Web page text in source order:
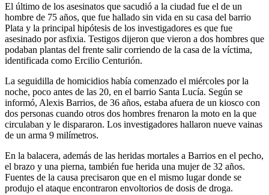
El último de los asesinatos que sacudió a la ciudad fue el de un
hombre de 75 años, que fue hallado sin vida en su casa del barrio
Plata y la principal hipótesis de los investigadores es que fue
asesinado por asfixia. Testigos dijeron que vieron a dos hombres que
podaban plantas del frente salir corriendo de la casa de la víctima,
identificada como Ercilio Centurión.
La seguidilla de homicidios había comenzado el miércoles por la
noche, poco antes de las 20, en el barrio Santa Lucía. Según se
informó, Alexis Barrios, de 36 años, estaba afuera de un kiosco con
dos personas cuando otros dos hombres frenaron la moto en la que
circulaban y le dispararon. Los investigadores hallaron nueve vainas
de un arma 9 milímetros.
En la balacera, además de las heridas mortales a Barrios en el pecho,
el brazo y una pierna, también fue herida una mujer de 32 años.
Fuentes de la causa precisaron que en el mismo lugar donde se
produjo el ataque encontraron envoltorios de dosis de droga.